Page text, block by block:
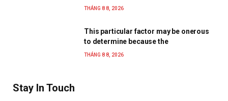
THÁNG 8 8, 2026
This particular factor may be onerous
to determine because the
THÁNG 8 8, 2026
Stay In Touch